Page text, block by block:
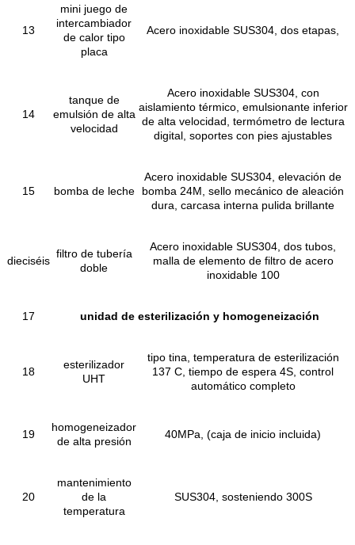
13
mini juego de
intercambiador
de calor tipo
placa
Acero inoxidable SUS304, dos etapas,
14
tanque de
emulsión de alta
velocidad
Acero inoxidable SUS304, con
aislamiento térmico, emulsionante inferior
de alta velocidad, termómetro de lectura
digital, soportes con pies ajustables
15 bomba de leche
Acero inoxidable SUS304, elevación de
bomba 24M, sello mecánico de aleación
dura, carcasa interna pulida brillante
dieciséis
filtro de tubería
doble
Acero inoxidable SUS304, dos tubos,
malla de elemento de filtro de acero
inoxidable 100
17 unidad de esterilización y homogeneización
18
esterilizador
UHT
tipo tina, temperatura de esterilización
137 C, tiempo de espera 4S, control
automático completo
19
homogeneizador
de alta presión
40MPa, (caja de inicio incluida)
20
mantenimiento
de la
temperatura
SUS304, sosteniendo 300S